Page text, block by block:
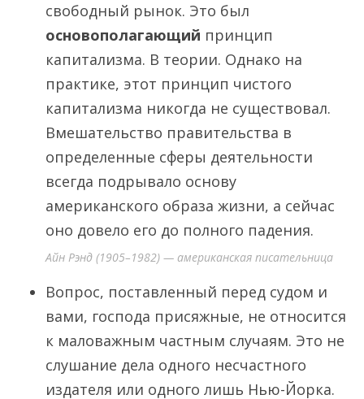
свободный рынок. Это был
основополагающий принцип
капитализма. В теории. Однако на
практике, этот принцип чистого
капитализма никогда не существовал.
Вмешательство правительства в
определенные сферы деятельности
всегда подрывало основу
американского образа жизни, а сейчас
оно довело его до полного падения.
Айн Рэнд (1905–1982) — американская писательница
Вопрос, поставленный перед судом и
вами, господа присяжные, не относится
к маловажным частным случаям. Это не
слушание дела одного несчастного
издателя или одного лишь Нью-Йорка.